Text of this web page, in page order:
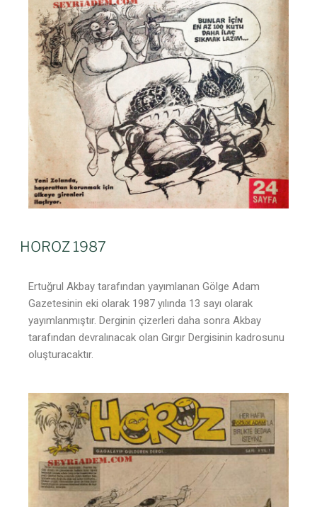
HOROZ 1987
Ertuğrul Akbay tarafından yayımlanan Gölge Adam
Gazetesinin eki olarak 1987 yılında 13 sayı olarak
yayımlanmıştır. Derginin çizerleri daha sonra Akbay
tarafından devralınacak olan Gırgır Dergisinin kadrosunu
oluşturacaktır.